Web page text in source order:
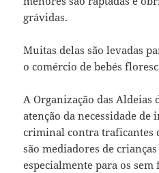
grávidas.
Muitas delas são levadas
o comércio de bebés
A Organização das Aldeias
atenção da necessidade de
criminal contra traficantes
são mediadores de
especialmente para os